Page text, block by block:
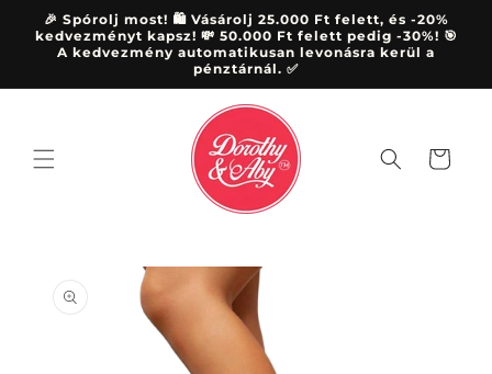
Ugrás a
tartalomhoz
🎉 Spórolj most! 🛍️ Vásárolj 25.000 Ft felett, és -20%
kedvezményt kapsz! 💸 50.000 Ft felett pedig -30%! 🎯
A kedvezmény automatikusan levonásra kerül a
pénztárnál. ✅
Kosár